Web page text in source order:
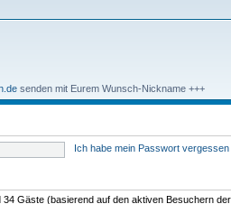
senden mit Eurem Wunsch-Nickname +++
Ich habe mein Passwort vergessen
Gäste (basierend auf den aktiven Besuchern